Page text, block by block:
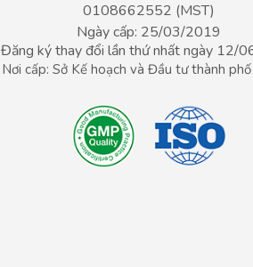
0108662552 (MST)
Ngày cấp: 25/03/2019
Đăng ký thay đổi lần thứ nhất ngày 12/
Nơi cấp: Sở Kế hoạch và Đầu tưthành